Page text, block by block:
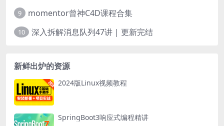
9 momentor曾神C4D课程合集
10 深入拆解消息队列47讲 | 更新完结
新鲜出炉的资源
2024版Linux视频教程
SpringBoot3响应式编程精讲